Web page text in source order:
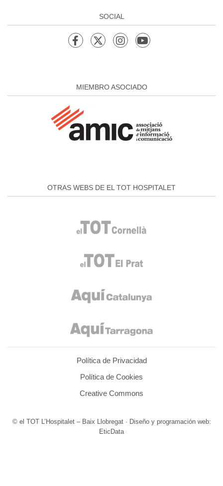
SOCIAL
MIEMBRO ASOCIADO
OTRAS WEBS DE EL TOT HOSPITALET
Política de Privacidad
Política de Cookies
Creative Commons
© el TOT L’Hospitalet – Baix Llobregat · Diseño y programación web:
EticData